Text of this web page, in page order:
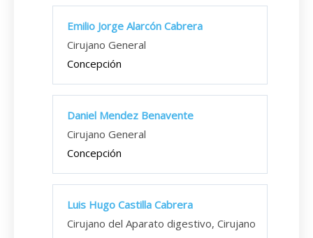
Emilio Jorge Alarcón Cabrera
Cirujano General
Concepción
Daniel Mendez Benavente
Cirujano General
Concepción
Luis Hugo Castilla Cabrera
Cirujano del Aparato digestivo, Cirujano